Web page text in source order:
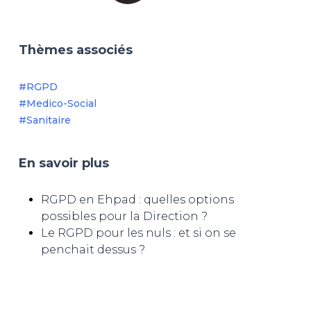
Thèmes associés
#RGPD
#Medico-Social
#Sanitaire
En savoir plus
RGPD en Ehpad : quelles options
possibles pour la Direction ?
Le RGPD pour les nuls : et si on se
penchait dessus ?